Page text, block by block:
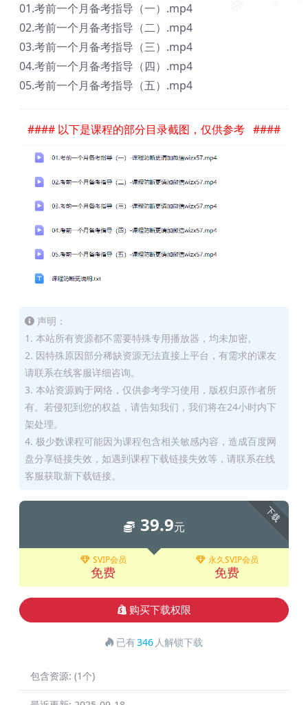
❅
01.考前一个月备考指导（一）.mp4
02.考前一个月备考指导（二）.mp4
03.考前一个月备考指导（三）.mp4
04.考前一个月备考指导（四）.mp4
05.考前一个月备考指导（五）.mp4
#### 以下是课程的部分目录截图，仅供参考 ####
声明：
1. 本站所有资源都不需要特殊专用播放器，均未加密。
2. 因特殊原因部分稀缺资源无法直接上平台，有需求的课友
请联系在线客服详细咨询。
3. 本站资源购于网络，仅供参考学习使用，版权归原作者所
有。若侵犯到您的权益，请告知我们，我们将在24小时内下
架处理。
4. 极少数课程可能因为课程包含相关敏感内容，造成百度网
盘分享链接失效，如遇到课程下载链接失效等，请联系在线
客服获取新下载链接。
下载
39.9元
SVIP会员
免费
永久SVIP会员
免费
购买下载权限
已有346 人解锁下载
包含资源: (1个)